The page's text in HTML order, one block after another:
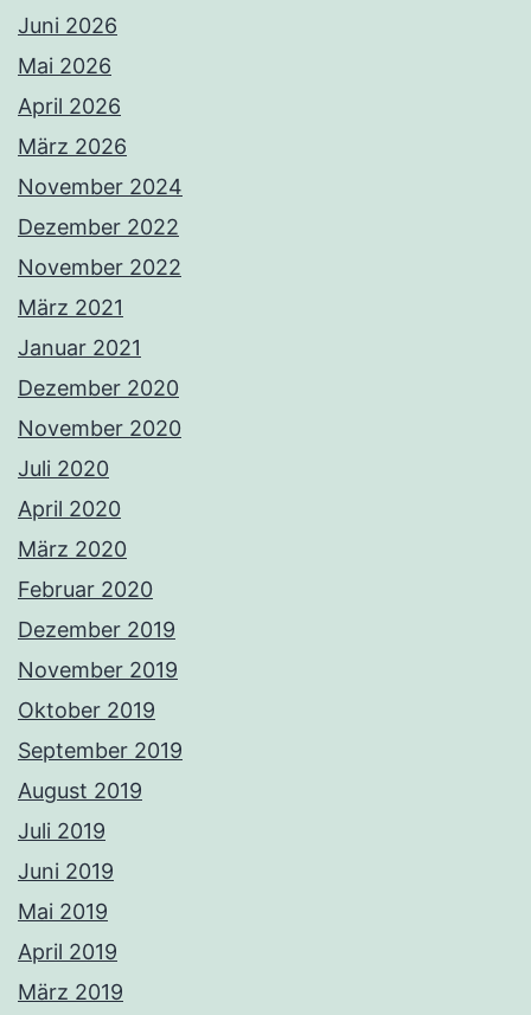
Juni 2026
Mai 2026
April 2026
März 2026
November 2024
Dezember 2022
November 2022
März 2021
Januar 2021
Dezember 2020
November 2020
Juli 2020
April 2020
März 2020
Februar 2020
Dezember 2019
November 2019
Oktober 2019
September 2019
August 2019
Juli 2019
Juni 2019
Mai 2019
April 2019
März 2019